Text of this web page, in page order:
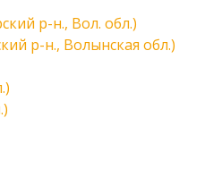
р-н., Вол. обл.)
р-н., Волынская обл.)